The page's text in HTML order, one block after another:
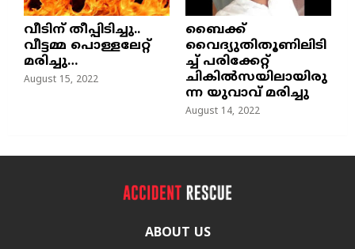
വീടിന് തീപ്പിടിച്ചു..
വീട്ടമ്മ പൊള്ളലേറ്റ്
മരിച്ചു…
August 15, 2022
ബൈക്ക്
വൈദ്യുതിതൂണിലിടി
ച്ച്‌ പരിക്കേറ്റ്
ചികില്‍സയിലായിരു
ന്ന യുവാവ് മരിച്ചു
August 14, 2022
ABOUT US